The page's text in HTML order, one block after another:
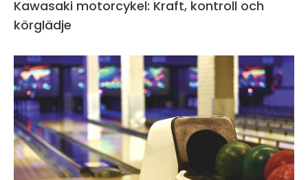
Kawasaki motorcykel: Kraft, kontroll och
körglädje